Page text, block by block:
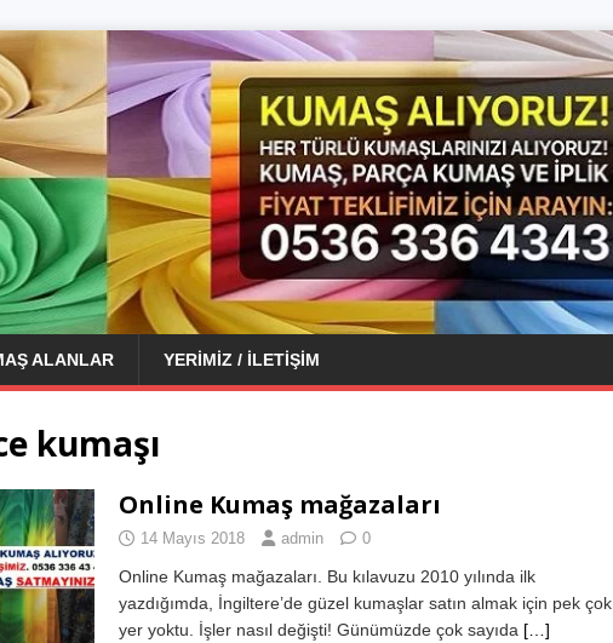
ALANLAR YERIMIZ / İLETIŞIM
kumaşı
Online Kumaş mağazaları
14 Mayıs 2018 admin 0
Online Kumaş mağazaları. Bu kılavuzu 2010 yılında ilk
yazdığımda, İngiltere’de güzel kumaşlar satın almak için pek çok
yer yoktu. İşler nasıl değişti! Günümüzde çok sayıda […]